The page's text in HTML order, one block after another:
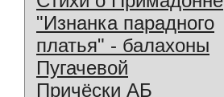
"Изнанка парадного
платья" - балахоны
Пугачевой
Причёски АБ